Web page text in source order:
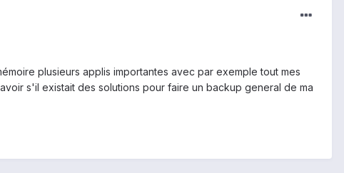
plusieurs applis importantes avec par exemple tout mes
s'il existait des solutions pour faire un backup general de ma